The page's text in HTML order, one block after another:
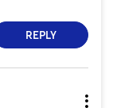
REPLY